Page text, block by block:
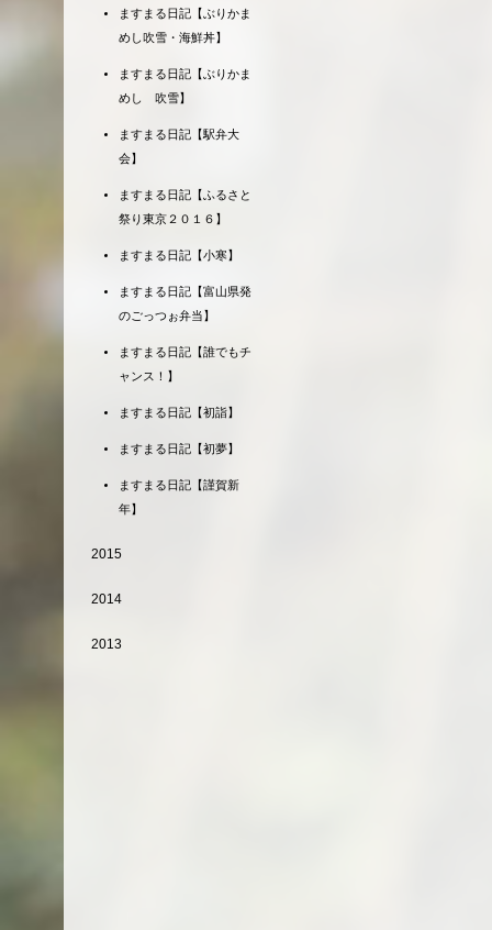
ますまる日記【ぶりかま
めし吹雪・海鮮丼】
ますまる日記【ぶりかま
めし 吹雪】
ますまる日記【駅弁大
会】
ますまる日記【ふるさと
祭り東京２０１６】
ますまる日記【小寒】
ますまる日記【富山県発
のごっつぉ弁当】
ますまる日記【誰でもチ
ャンス！】
ますまる日記【初詣】
ますまる日記【初夢】
ますまる日記【謹賀新
年】
2015
2014
2013